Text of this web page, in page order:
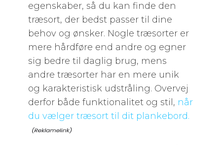
egenskaber, så du kan finde den
træsort, der bedst passer til dine
behov og ønsker. Nogle træsorter er
mere hårdføre end andre og egner
sig bedre til daglig brug, mens
andre træsorter har en mere unik
og karakteristisk udstråling. Overvej
derfor både funktionalitet og stil, når
du vælger træsort til dit plankebord.